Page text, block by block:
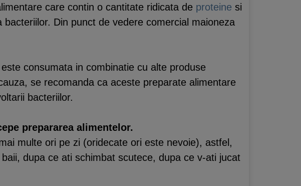
care contin o cantitate ridicata de proteine si
Din punct de vedere comercial maioneza
consumata in combinatie cu alte produse
se recomanda ca aceste preparate alimentare
bacteriilor.
prepararea alimentelor.
multe ori pe zi (oridecate ori este nevoie), astfel,
dupa ce ati schimbat scutece, dupa ce v-ati jucat